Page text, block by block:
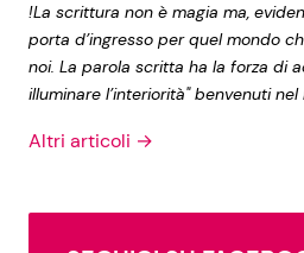
!La scrittura non è magia ma,
porta d’ingresso per quel mondo
noi. La parola scritta ha la forza di
illuminare l’interiorità" benvenuti
Altri articoli →